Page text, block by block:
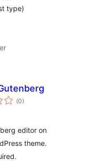
type)
(Totalt
antal
0)
editor on
theme.